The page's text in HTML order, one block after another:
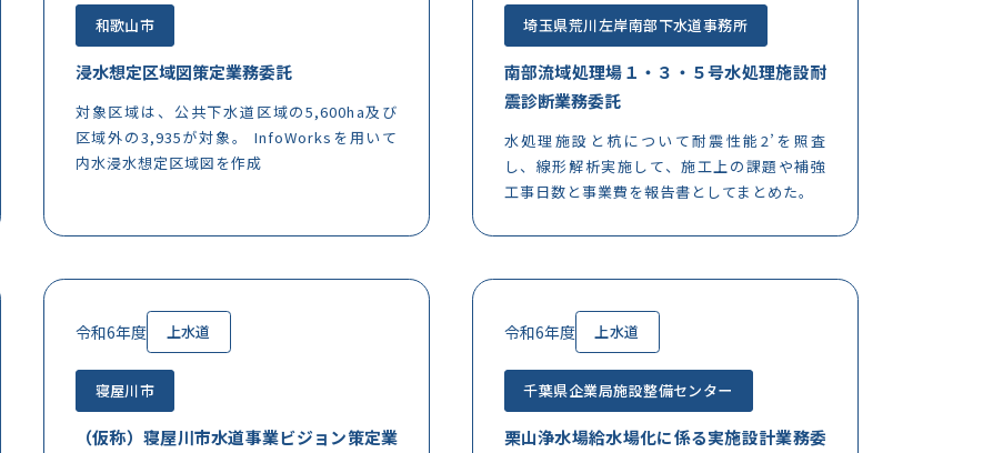
和歌山市
浸水想定区域図策定業務委託
対象区域は、公共下水道区域の5,600ha及び
区域外の3,935が対象。 InfoWorksを用いて
内水浸水想定区域図を作成
埼玉県荒川左岸南部下水道事務所
南部流域処理場１・３・５号水処理施設耐
震診断業務委託
水処理施設と杭について耐震性能2’を照査
し、線形解析実施して、施工上の課題や補強
工事日数と事業費を報告書としてまとめた。
令和6年度 上水道
寝屋川市
（仮称）寝屋川市水道事業ビジョン策定業
令和6年度 上水道
千葉県企業局施設整備センター
栗山浄水場給水場化に係る実施設計業務委